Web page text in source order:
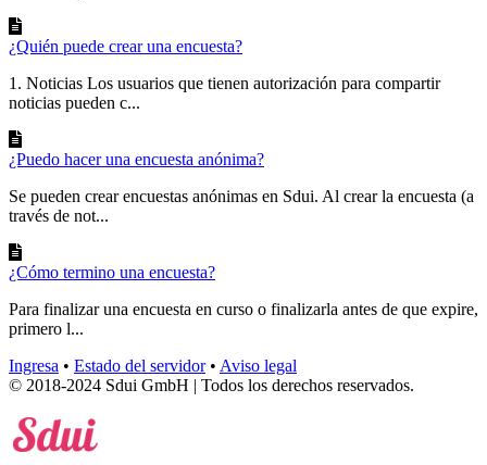
¿Quién puede crear una encuesta?
1. Noticias Los usuarios que tienen autorización para compartir
noticias pueden c...
¿Puedo hacer una encuesta anónima?
Se pueden crear encuestas anónimas en Sdui. Al crear la encuesta (a
través de not...
¿Cómo termino una encuesta?
Para finalizar una encuesta en curso o finalizarla antes de que expire,
primero l...
Ingresa • Estado del servidor• Aviso legal
© 2018-2024 Sdui GmbH | Todos los derechos reservados.